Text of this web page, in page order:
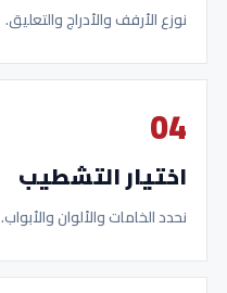
نوزع الأرفف والأدراج والتعليق.
04
اختيار التشطيب
نحدد الخامات والألوان والأبواب.